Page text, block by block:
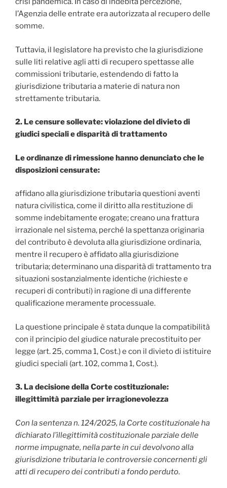
l’Agenzia delle entrate era autorizzata al recupero delle
somme.
Tuttavia, il legislatore ha previsto che la giurisdizione
sulle liti relative agli atti di recupero spettasse alle
commissioni tributarie, estendendo di fatto la
giurisdizione tributaria a materie di natura non
strettamente tributaria.
2. Le censure sollevate: violazione del divieto di
giudici speciali e disparità di trattamento
Le ordinanze di rimessione hanno denunciato che le
disposizioni censurate:
affidano alla giurisdizione tributaria questioni aventi
natura civilistica, come il diritto alla restituzione di
somme indebitamente erogate; creano una frattura
irrazionale nel sistema, perché la spettanza originaria
del contributo è devoluta alla giurisdizione ordinaria,
mentre il recupero è affidato alla giurisdizione
tributaria; determinano una disparità di trattamento tra
situazioni sostanzialmente identiche (richieste e
recuperi di contributi) in ragione di una differente
qualificazione meramente processuale.
La questione principale è stata dunque la compatibilità
con il principio del giudice naturale precostituito per
legge (art. 25, comma 1, Cost.) e con il divieto di istituire
giudici speciali (art. 102, comma 1, Cost.).
3. La decisione della Corte costituzionale:
illegittimità parziale per irragionevolezza
Con la sentenza n. 124/2025, la Corte costituzionale ha
dichiarato l’illegittimità costituzionale parziale delle
norme impugnate, nella parte in cui devolvono alla
giurisdizione tributaria le controversie concernenti gli
atti di recupero dei contributi a fondo perduto.